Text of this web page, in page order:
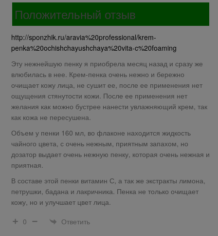
Положительный отзыв
http://sponzhik.ru/aravia%20professional/krem-
penka%20ochishchayushchaya%20vita-c%20foaming
Эту нежнейшую пенку я приобрела месяц назад и сразу же
влюбилась в нее. Крем-пенка очень нежно и бережно
очищает кожу лица, не сушит ее, после ее применения нет
ощущения стянутости кожи. После ее применения нет
желания как можно бустрее нанести увлажняющий крем, так
как кожа не пересушена.
Объем у пенки 160 мл, во флаконе находится жидкость
чайного цвета, с очень нежным, приятным запахом, но
дозатор выдает очень нежную пенку, которая очень нежная и
приятная.
В составе этой пенки витамин С, а так же экстракты лимона,
петрушки, бадана и лакричника. Пенка не только очищает
кожу, но и улучшает цвет лица.
0
Ответить